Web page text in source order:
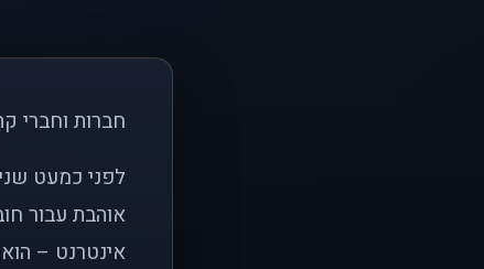
חברות וחברי
אוהבת עבור
אינטרנט –